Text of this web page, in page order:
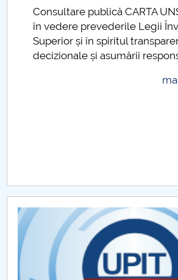
Evenimente CUP
Accesibilitate pentru studenții cu
Raportul Conducerii Centrului
Chestionar angajabilitate ALUMNI
CAR2026
MENIU CANTINA
Consultare publică CARTA
în vedere prevederile Legii
Superior și în spiritul
decizionale și asumării
mai